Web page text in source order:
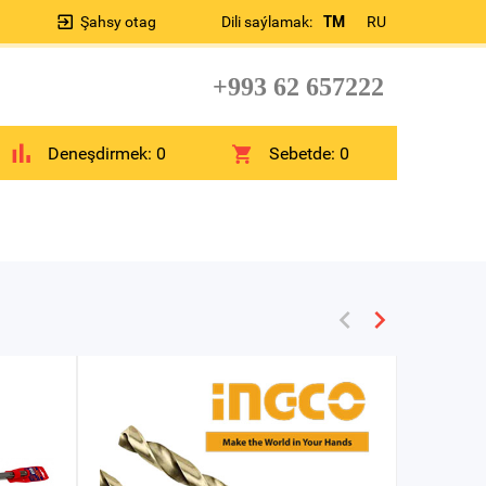
Dili saýlamak: TM RU
Şahsy otag
+993 62 657222
Deneşdirmek: 0 Sebetde:0